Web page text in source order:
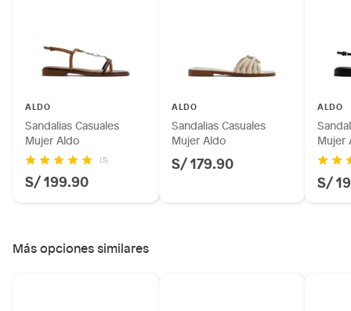
Baterías de auto.
Motocicletas y bicicletas motorizadas.
ALDO
Sandalias Casuales
Mujer Aldo
(3)
S/ 199.90
ALDO
Sandalias Casuales
Mujer Aldo
S/ 179.90
ALDO
Mujer
S/
Más opciones similares